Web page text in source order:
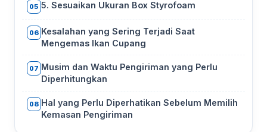
05 5. Sesuaikan Ukuran Box Styrofoam
06 Kesalahan yang Sering Terjadi Saat
Mengemas Ikan Cupang
07 Musim dan Waktu Pengiriman yang Perlu
Diperhitungkan
08 Hal yang Perlu Diperhatikan Sebelum Memilih
Kemasan Pengiriman